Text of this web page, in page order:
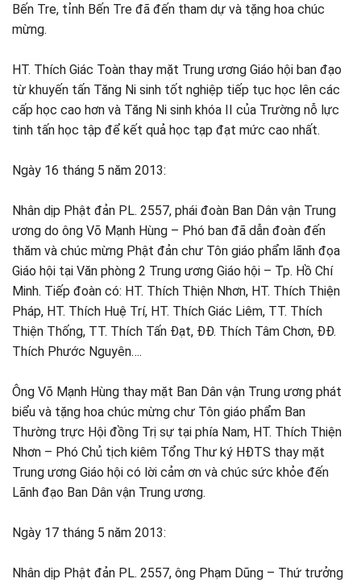
Bến Tre, tỉnh Bến Tre đã đến tham dự và tặng hoa chúc
mừng.
HT. Thích Giác Toàn thay mặt Trung ương Giáo hội ban đạo
từ khuyến tấn Tăng Ni sinh tốt nghiệp tiếp tục học lên các
cấp học cao hơn và Tăng Ni sinh khóa II của Trường nỗ lực
tinh tấn học tập để kết quả học tạp đạt mức cao nhất.
Ngày 16 tháng 5 năm 2013:
Nhân dịp Phật đản PL. 2557, phái đoàn Ban Dân vận Trung
ương do ông Võ Mạnh Hùng – Phó ban đã dẫn đoàn đến
thăm và chúc mừng Phật đản chư Tôn giáo phẩm lãnh đọa
Giáo hội tại Văn phòng 2 Trung ương Giáo hội – Tp. Hồ Chí
Minh. Tiếp đoàn có: HT. Thích Thiện Nhơn, HT. Thích Thiện
Pháp, HT. Thích Huệ Trí, HT. Thích Giác Liêm, TT. Thích
Thiện Thống, TT. Thích Tấn Đạt, ĐĐ. Thích Tâm Chơn, ĐĐ.
Thích Phước Nguyên….
Ông Võ Mạnh Hùng thay mặt Ban Dân vận Trung ương phát
biểu và tặng hoa chúc mừng chư Tôn giáo phẩm Ban
Thường trực Hội đồng Trị sự tại phía Nam, HT. Thích Thiện
Nhơn – Phó Chủ tịch kiêm Tổng Thư ký HĐTS thay mặt
Trung ương Giáo hội có lời cảm ơn và chúc sức khỏe đến
Lãnh đạo Ban Dân vận Trung ương.
Ngày 17 tháng 5 năm 2013:
Nhân dịp Phật đản PL. 2557, ông Phạm Dũng – Thứ trưởng